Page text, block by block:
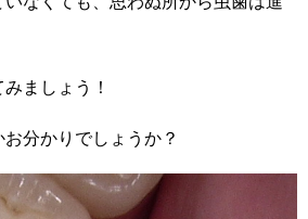
ましょう！
分かりでしょうか？